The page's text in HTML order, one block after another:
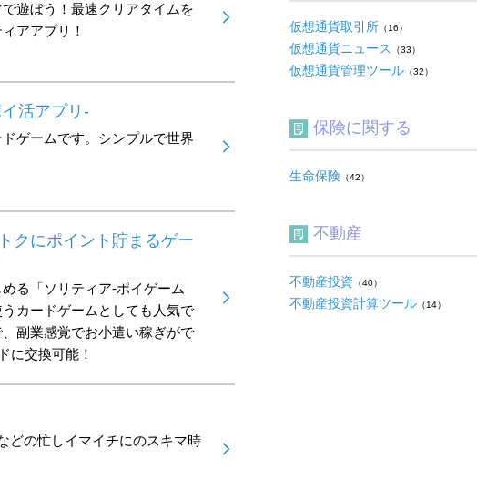
遊ぼう！最速クリアタイムを
アアプリ！
活アプリ-
ゲームです。シンプルで世界
クにポイント貯まるゲー
る「ソリティア-ポイゲーム
カードゲームとしても人気で
副業感覚でお小遣い稼ぎがで
に交換可能！
どの忙しイマイチにのスキマ時
仮想通貨取引所 （16）
仮想通貨ニュース （33）
仮想通貨管理ツール （32）
保険に関する
生命保険 （42）
不動産
不動産投資 （40）
不動産投資計算ツール （14）